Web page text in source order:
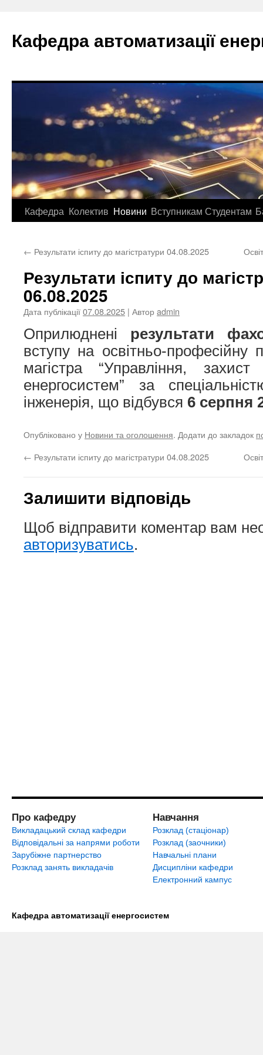
вмісту
Кафедра автоматизації
Кафедра Колектив Новини Вступникам Студентам
← Результати іспиту до магістратури 04.08.2025
Результати іспиту до
06.08.2025
Дата публікації07.08.2025 | Авторadmin
Оприлюднені результати
вступу на освітньо-професійну
магістра “Управління,
енергосистем” за
інженерія, що відбувся 6 серпня
Опубліковано у Новини та оголошення. Додати до закладок
← Результати іспиту до магістратури 04.08.2025
Залишити відповідь
Щоб відправити коментар вам
авторизуватись.
Про кафедру
Викладацький склад кафедри
Відповідальні за напрями роботи
Зарубіжне партнерство
Розклад занять викладачів
Навчання
Розклад (стаціонар)
Розклад (заочники)
Навчальні плани
Дисципліни кафедри
Електронний кампус
Кафедра автоматизації енергосистем